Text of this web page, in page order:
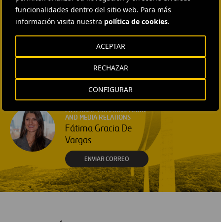
funcionalidades dentro del sitio web. Para más
información visita nuestra política de cookies.
CONFIGURAR
RECHAZAR
ACEPTAR
HEAD OF EXTERNAL
COMMUNICATION AND
INSTITUTIONAL RELATIONS
ENVIAR CORREO
EXTERNAL COMMUNICATION
AND MEDIA RELATIONS
Isabel Muñoz Torres
ENVIAR CORREO
EXTERNAL COMMUNICATION
AND MEDIA RELATIONS
Fátima Gracia De
Vargas
ENVIAR CORREO